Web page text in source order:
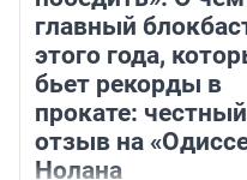
главный
этого года,
бьет рекорды в
прокате: честный
отзыв на
Нолана